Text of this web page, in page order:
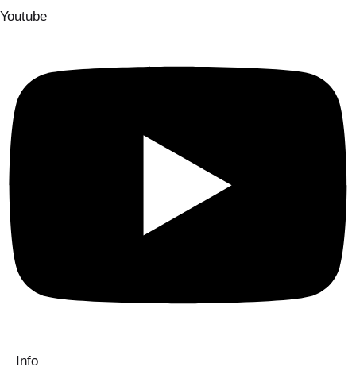
Youtube
Info